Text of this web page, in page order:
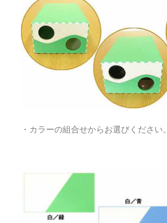
・カラーの組合せからお選びください。